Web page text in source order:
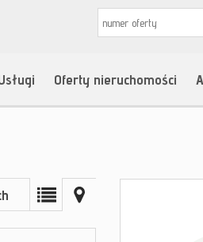
Oferty nieruchomości